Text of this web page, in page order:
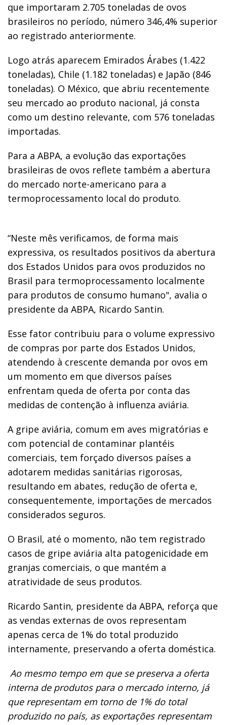
que importaram 2.705 toneladas de ovos
brasileiros no período, número 346,4% superior
ao registrado anteriormente.
Logo atrás aparecem Emirados Árabes (1.422
toneladas), Chile (1.182 toneladas) e Japão (846
toneladas). O México, que abriu recentemente
seu mercado ao produto nacional, já consta
como um destino relevante, com 576 toneladas
importadas.
Para a ABPA, a evolução das exportações
brasileiras de ovos reflete também a abertura
do mercado norte-americano para a
termoprocessamento local do produto.
“Neste mês verificamos, de forma mais
expressiva, os resultados positivos da abertura
dos Estados Unidos para ovos produzidos no
Brasil para termoprocessamento localmente
para produtos de consumo humano", avalia o
presidente da ABPA, Ricardo Santin.
Esse fator contribuiu para o volume expressivo
de compras por parte dos Estados Unidos,
atendendo à crescente demanda por ovos em
um momento em que diversos países
enfrentam queda de oferta por conta das
medidas de contenção à influenza aviária.
A gripe aviária, comum em aves migratórias e
com potencial de contaminar plantéis
comerciais, tem forçado diversos países a
adotarem medidas sanitárias rigorosas,
resultando em abates, redução de oferta e,
consequentemente, importações de mercados
considerados seguros.
O Brasil, até o momento, não tem registrado
casos de gripe aviária alta patogenicidade em
granjas comerciais, o que mantém a
atratividade de seus produtos.
Ricardo Santin, presidente da ABPA, reforça que
as vendas externas de ovos representam
apenas cerca de 1% do total produzido
internamente, preservando a oferta doméstica.
Ao mesmo tempo em que se preserva a oferta
interna de produtos para o mercado interno, já
que representam em torno de 1% do total
produzido no país, as exportações representam